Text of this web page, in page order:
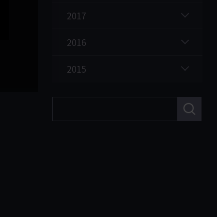
2017
2016
2015
検